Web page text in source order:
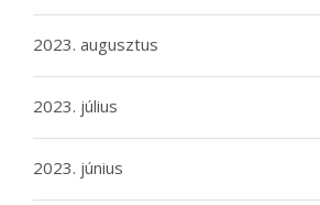
2023. augusztus
2023. július
2023. június